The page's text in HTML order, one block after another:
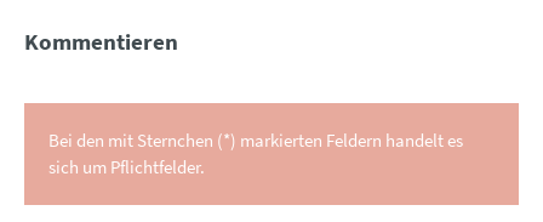
Kommentieren
Bei den mit Sternchen (*) markierten Feldern handelt es
sich um Pflichtfelder.